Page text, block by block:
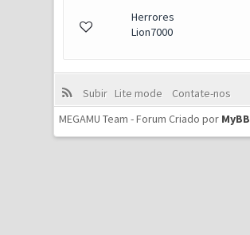
Herrores
Lion7000
Subir Lite mode
Contate-nos
MEGAMU Team - Forum Criado por MyBB